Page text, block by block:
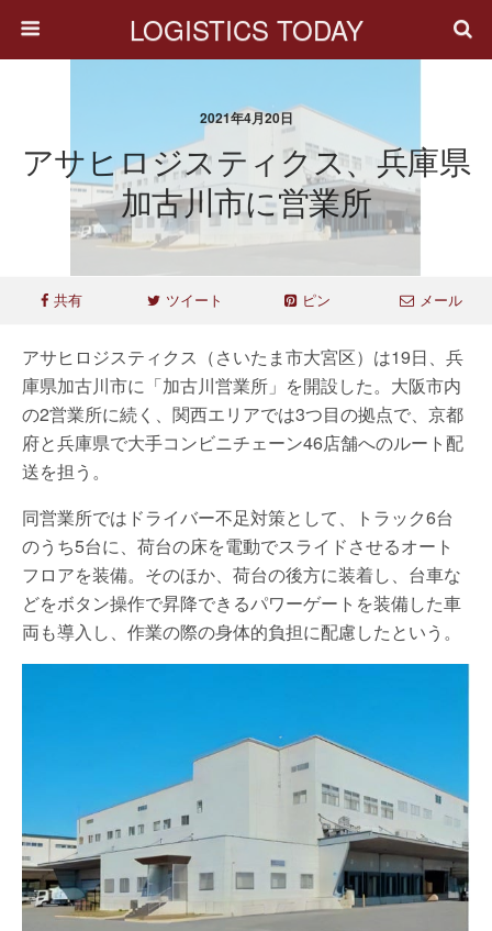
LOGISTICS TODAY
2021年4月20日
アサヒロジスティクス、兵庫県
加古川市に営業所
共有 ツイート ピン メール
アサヒロジスティクス（さいたま市大宮区）は19日、兵
庫県加古川市に「加古川営業所」を開設した。大阪市内
の2営業所に続く、関西エリアでは3つ目の拠点で、京都
府と兵庫県で大手コンビニチェーン46店舗へのルート配
送を担う。
同営業所ではドライバー不足対策として、トラック6台
のうち5台に、荷台の床を電動でスライドさせるオート
フロアを装備。そのほか、荷台の後方に装着し、台車な
どをボタン操作で昇降できるパワーゲートを装備した車
両も導入し、作業の際の身体的負担に配慮したという。